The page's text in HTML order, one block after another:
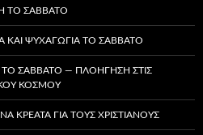
ΤΟ ΣΆΒΒΑΤΟ
ΚΑΙ ΨΥΧΑΓΩΓΊΑ ΤΟ ΣΆΒΒΑΤΟ
ΤΟ ΣΆΒΒΑΤΟ — ΠΛΟΉΓΗΣΗ ΣΤΙΣ
ΚΌΣΜΟΥ
ΚΡΈΑΤΑ ΓΙΑ ΤΟΥΣ ΧΡΙΣΤΙΑΝΟΎΣ